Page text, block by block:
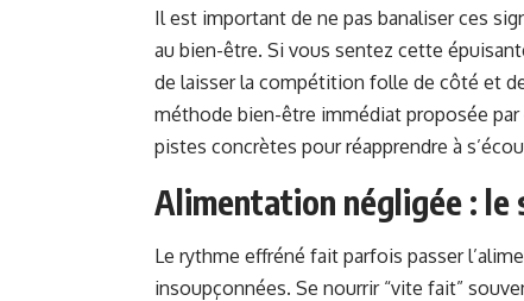
Il est important de ne pas banaliser ces
au bien-être. Si vous sentez cette
de laisser la compétition folle de côté et
méthode bien-être immédiat proposée
pistes concrètes pour réapprendre à
Alimentation négligée : le
Le rythme effréné fait parfois passer
insoupçonnées. Se nourrir “vite fait”